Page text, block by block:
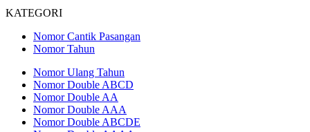
KATEGORI
Nomor Cantik Pasangan
Nomor Tahun
Nomor Ulang Tahun
Nomor Double ABCD
Nomor Double AA
Nomor Double AAA
Nomor Double ABCDE